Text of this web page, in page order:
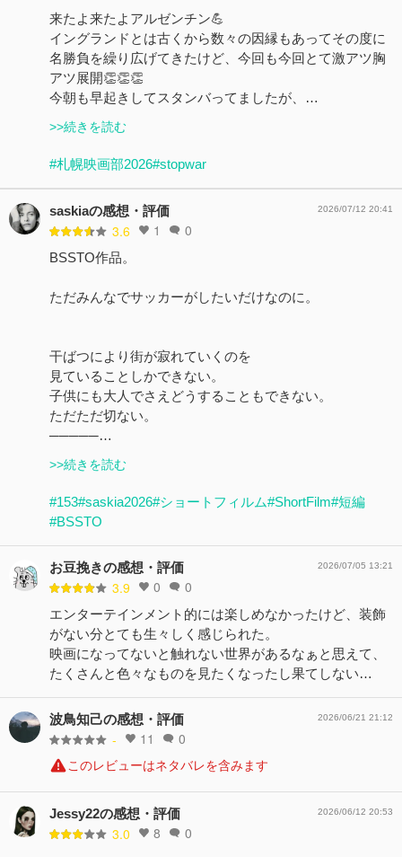
来たよ来たよアルゼンチン💪
イングランドとは古くから数々の因縁もあってその度に
名勝負を繰り広げてきたけど、今回も今回とて激アツ胸
アツ展開👏👏👏
今朝も早起きしてスタンバってましたが、…
>>続きを読む
#札幌映画部2026#stopwar
saskiaの感想・評価
3.6 1 0
2026/07/12 20:41
BSSTO作品。
ただみんなでサッカーがしたいだけなのに。
干ばつにより街が寂れていくのを
見ていることしかできない。
子供にも大人でさえどうすることもできない。
ただただ切ない。
─────…
>>続きを読む
#153#saskia2026#ショートフィルム#ShortFilm#短編
#BSSTO
お豆挽きの感想・評価
3.9 0 0
2026/07/05 13:21
エンターテインメント的には楽しめなかったけど、装飾
がない分とても生々しく感じられた。
映画になってないと触れない世界があるなぁと思えて、
たくさんと色々なものを見たくなったし果てしない…
波鳥知己の感想・評価
- 11 0
2026/06/21 21:12
このレビューはネタバレを含みます
Jessy22の感想・評価
3.0 8 0
2026/06/12 20:53